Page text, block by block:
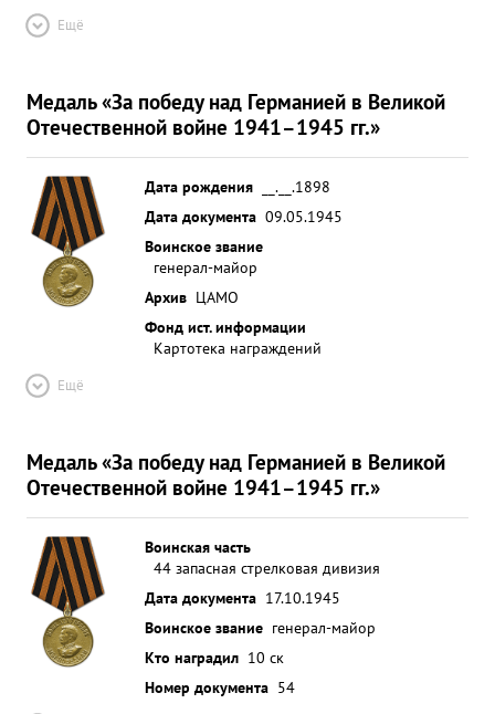
Ещё
Медаль «За победу над Германией в Великой
Отечественной войне 1941–1945 гг.»
Дата рождения
__.__.1898
Дата документа 09.05.1945
Воинское звание
генерал-майор
Архив ЦАМО
Фонд ист. информации
Картотека награждений
Ещё
Медаль «За победу над Германией в Великой
Отечественной войне 1941–1945 гг.»
Воинская часть
44 запасная стрелковая дивизия
Дата документа 17.10.1945
Воинское звание генерал-майор
Кто наградил 10 ск
Номер документа 54